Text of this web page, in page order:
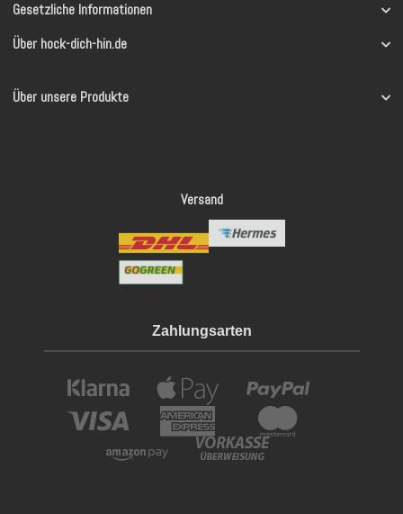
Gesetzliche Informationen
Über hock-dich-hin.de
Über unsere Produkte
Versand
Zahlungsarten